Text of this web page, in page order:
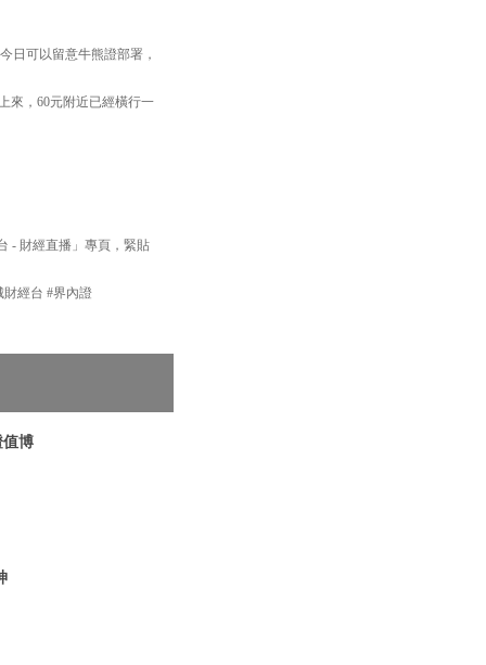
日可以留意牛熊證部署，
來，60元附近已經橫行一
- 財經直播」專頁，緊貼
財經台 #界內證
值博